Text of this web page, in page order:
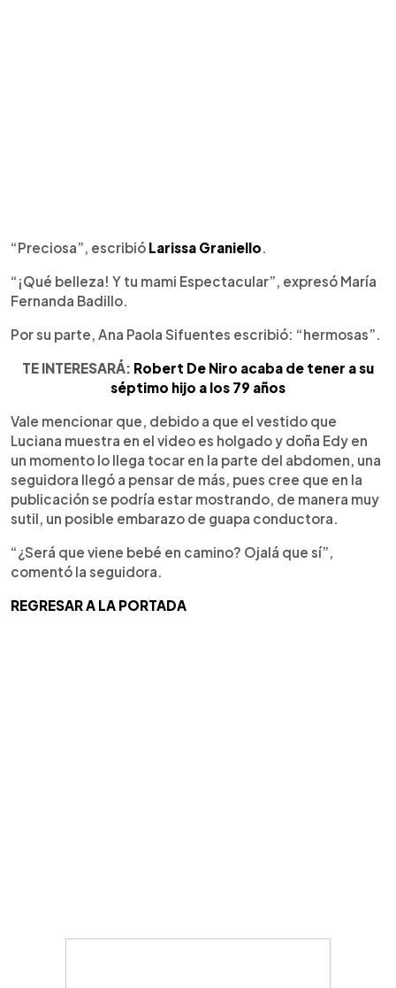
“Preciosa”, escribió Larissa Graniello
“¡Qué belleza! Y tu mami Espectacular”, expresó María
Fernanda Badillo.
Por su parte, Ana Paola Sifuentes escribió: “hermosas”.
TE INTERESARÁ: Robert De Niro acaba de tener a su
séptimo hijo a los 79 años
Vale mencionar que, debido a que el vestido que
Luciana muestra en el video es holgado y doña Edy en
un momento lo llega tocar en la parte del abdomen, una
seguidora llegó a pensar de más, pues cree que en la
publicación se podría estar mostrando, de manera muy
sutil, un posible embarazo de guapa conductora.
“¿Será que viene bebé en camino? Ojalá que sí”,
comentó la seguidora.
REGRESAR A LA PORTADA